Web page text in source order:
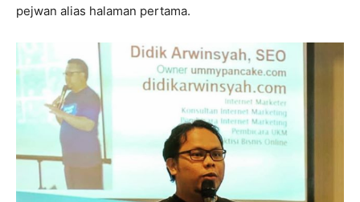
pejwan alias halaman pertama.